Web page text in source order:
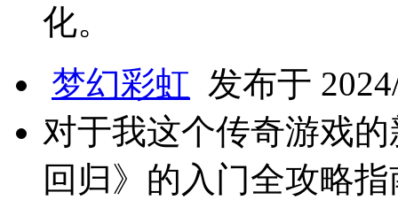
化。
梦幻彩虹 发布于
对于我这个传奇游戏
回归》的入门全攻略